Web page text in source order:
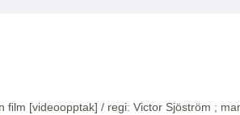
film [videoopptak] / regi: Victor Sjöström ;